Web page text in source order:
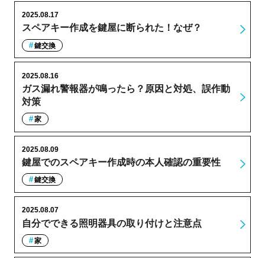
スペアキー作成を鍵屋に断られた！なぜ？
2025.08.17
鍵交換
ガス漏れ警報器が鳴ったら？原因と対処、誤作動
対策
2025.08.16
家
鍵屋でのスペアキー作成時の本人確認の重要性
2025.08.09
鍵交換
自分でできる照明器具の取り付けと注意点
2025.08.07
家